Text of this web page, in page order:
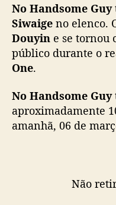
pic.twitter.com/
— cdrama tweets
2024
No Handsome Guy
Siwaige no elenco.
Douyin e se tornou
público durante o
One.
No Handsome Guy
aproximadamente
amanhã, 06 de
Não